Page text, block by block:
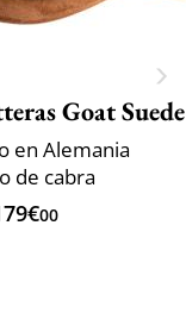
Goat Suede
en Alemania
de cabra
00